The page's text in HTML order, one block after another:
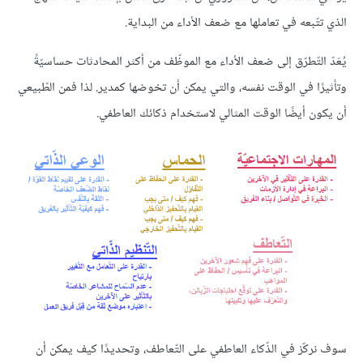
الذي تتّبعه في تعاملها مع ضعف الأداء من البداية.
يُعَدّ التّطرّق إلى ضعف الأداء مع الموظّف من أكثر المحادثات حساسيّةً
وتأثيرًا في الوقت نفسه، والتي يمكن أن تخوضها كمدير. لذا فمن الطّبيعي
أن يكون أيضًا الوقت المثالي لاستخدام ذكائك العاطفي.
سوف نركّز في الذّكاء العاطفي على التّعاطف، وتحديدًا كيف يمكن أن